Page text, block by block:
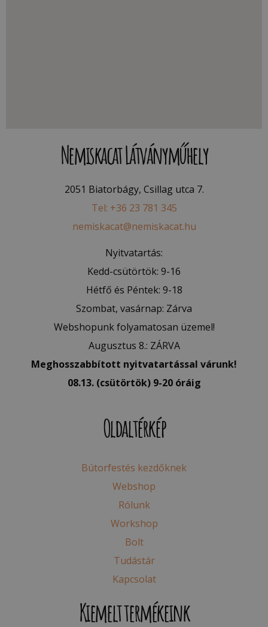
Nemiskacat Látványműhely
2051 Biatorbágy, Csillag utca 7.
Tel: +36 23 781 345
nemiskacat@nemiskacat.hu
Nyitvatartás:
Kedd-csütörtök: 9-16
Hétfő és Péntek: 9-18
Szombat, vasárnap: Zárva
Webshopunk folyamatosan üzemel!
Augusztus 8.: ZÁRVA
Meghosszabbított nyitvatartással várunk!
08.13. (csütörtök) 9-20 óráig
Oldaltérkép
Bútorfestés kezdőknek
Webshop
Rólunk
Workshop
Bolt
Tudástár
Kapcsolat
Kiemelt termékeink